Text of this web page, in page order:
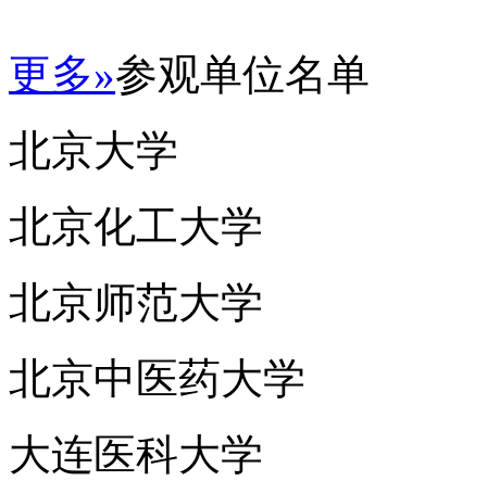
更多»参观单位名单
北京大学
北京化工大学
北京师范大学
北京中医药大学
大连医科大学